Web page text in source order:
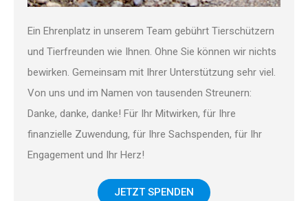
Ein Ehrenplatz in unserem Team gebührt Tierschützern
und Tierfreunden wie Ihnen. Ohne Sie können wir nichts
bewirken. Gemeinsam mit Ihrer Unterstützung sehr viel.
Von uns und im Namen von tausenden Streunern:
Danke, danke, danke! Für Ihr Mitwirken, für Ihre
finanzielle Zuwendung, für Ihre Sachspenden, für Ihr
Engagement und Ihr Herz!
JETZT SPENDEN